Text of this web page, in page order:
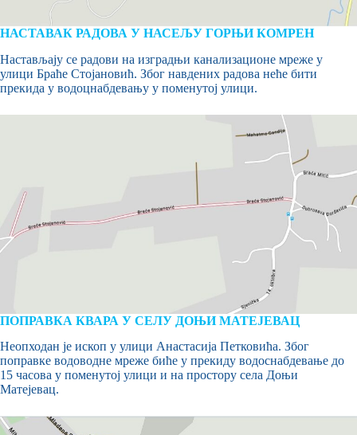
НАСТАВАК РАДОВА У НАСЕЉУ ГОРЊИ КОМРЕН
Настављају се радови на изградњи канализационе мреже у
улици Браће Стојановић. Због навдених радова неће бити
прекида у водоцнабдевању у поменутој улици.
ПОПРАВКА КВАРА У СЕЛУ ДОЊИ МАТЕЈЕВАЦ
Неопходан је ископ у улици Анастасија Петковића. Због
поправке водоводне мреже биће у прекиду водоснабдевање до
15 часова у поменутој улици и на простору села Доњи
Матејевац.